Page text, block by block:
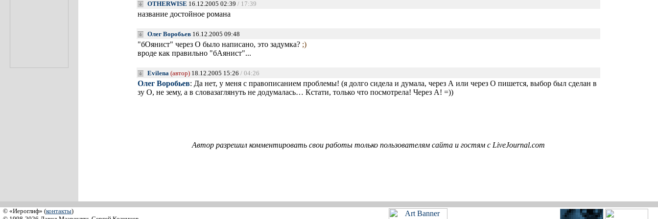
OTHERWISE 16.12.2005 02:39 / 17:39
название достойное романа
Олег Воробьев16.12.2005 09:48
"бОянист" через О было написано, это задумка? ;)
вроде как правильно "бАянист"...
Evilena (автор)18.12.2005 15:26 / 04:26
Олег Воробьев: Да нет, у меня с правописанием проблемы! (я долго сидела и думала, через А или через О пишется, выбор был сделан в
зу О, не зему, а в словазаглянуть не додумалась… Кстати, только что посмотрела! Через А! =))
Автор разрешил комментировать свои работы только пользователям сайта и гостям с LiveJournal.com
© «Иероглиф» (контакты)